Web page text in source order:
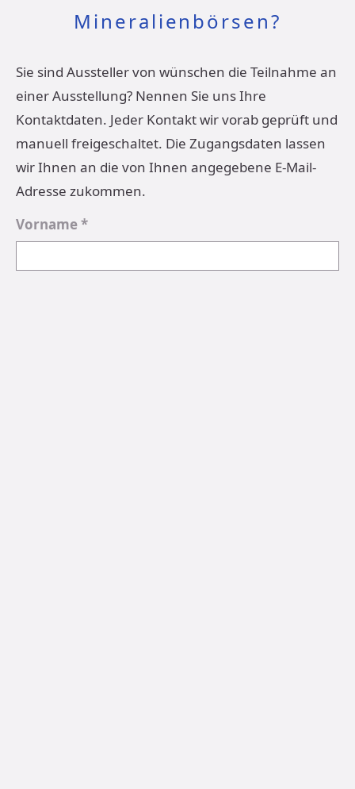
Mineralienbörsen?
Sie sind Aussteller von wünschen die Teilnahme an
einer Ausstellung? Nennen Sie uns Ihre
Kontaktdaten. Jeder Kontakt wir vorab geprüft und
manuell freigeschaltet. Die Zugangsdaten lassen
wir Ihnen an die von Ihnen angegebene E-Mail-
Adresse zukommen.
Vorname *